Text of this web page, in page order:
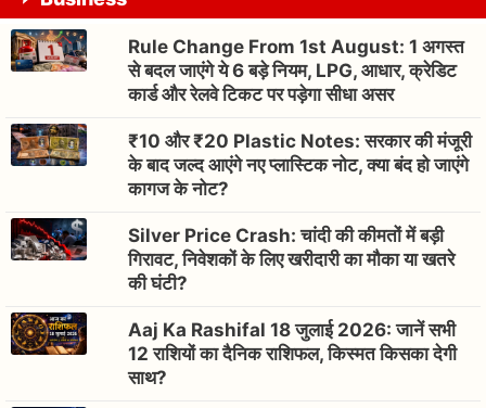
Rule Change From 1st August: 1 अगस्त
से बदल जाएंगे ये 6 बड़े नियम, LPG, आधार, क्रेडिट
कार्ड और रेलवे टिकट पर पड़ेगा सीधा असर
₹10 और ₹20 Plastic Notes: सरकार की मंजूरी
के बाद जल्द आएंगे नए प्लास्टिक नोट, क्या बंद हो जाएंगे
कागज के नोट?
Silver Price Crash: चांदी की कीमतों में बड़ी
गिरावट, निवेशकों के लिए खरीदारी का मौका या खतरे
की घंटी?
Aaj Ka Rashifal 18 जुलाई 2026: जानें सभी
12 राशियों का दैनिक राशिफल, किस्मत किसका देगी
साथ?